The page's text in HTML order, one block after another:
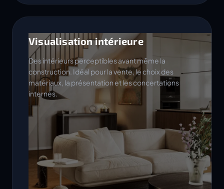
Visualisation intérieure
Des intérieurs perceptibles avant même la
construction. Idéal pour la vente, le choix des
matériaux, la présentation et les concertations
internes.